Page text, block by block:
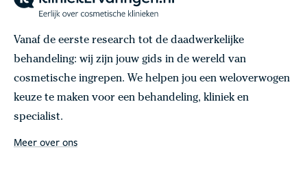
Vanaf de eerste research tot de daadwerkelijke
behandeling: wij zijn jouw gids in de wereld van
cosmetische ingrepen. We helpen jou een weloverwogen
keuze te maken voor een behandeling, kliniek en
specialist.
Meer over ons